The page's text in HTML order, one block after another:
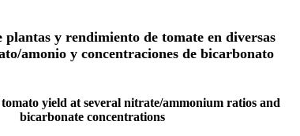
plantas y rendimiento de tomate en diversas
amonio y concentraciones de bicarbonato
yield at several nitrate/ammonium ratios and
bicarbonate concentrations